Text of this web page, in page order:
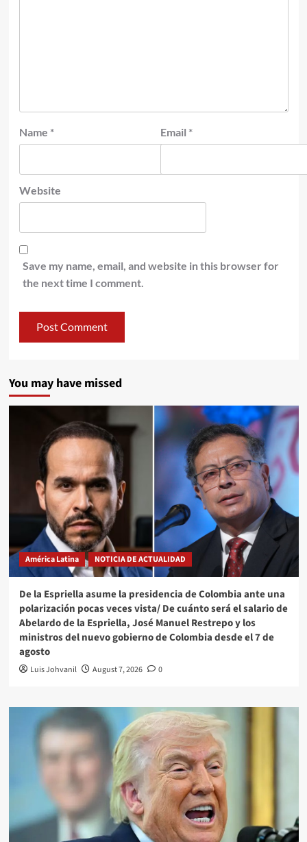
Name * Email *
Website
Save my name, email, and website in this browser for
the next time I comment.
You may have missed
América Latina NOTICIA DE ACTUALIDAD
De la Espriella asume la presidencia de Colombia ante una
polarización pocas veces vista/ De cuánto será el salario de
Abelardo de la Espriella, José Manuel Restrepo y los
ministros del nuevo gobierno de Colombia desde el 7 de
agosto
Luis Johvanil August 7, 2026 0